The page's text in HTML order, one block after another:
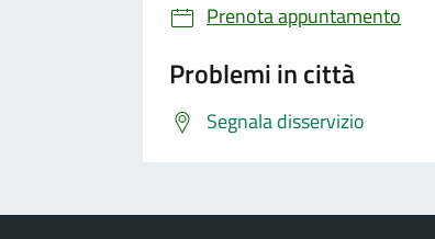
Prenota appuntamento
Problemi in città
Segnala disservizio